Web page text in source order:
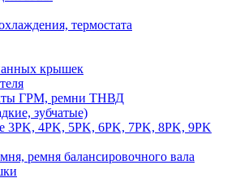
термостата
крышек
ГРМ, ремни ТНВД
зубчатые)
3PK, 4PK, 5PK, 6PK, 7PK, 8PK, 9PK
ремня балансировочного вала